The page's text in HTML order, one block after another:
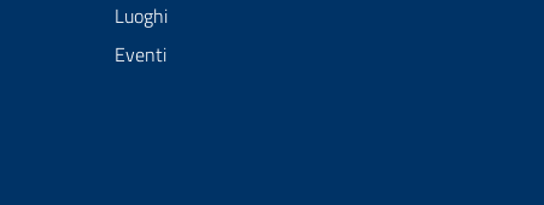
Luoghi
Eventi